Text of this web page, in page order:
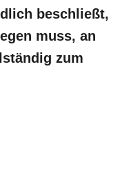
beschließt,
muss, an
zum